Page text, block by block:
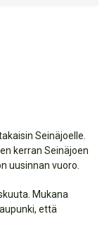
Seinäjoelle.
kerran Seinäjoen
uusinnan vuoro.
Mukana
että